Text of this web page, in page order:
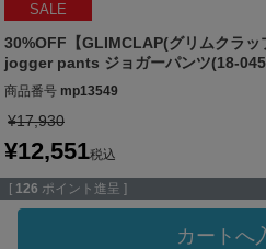
SALE
30%OFF【GLIMCLAP(グリムクラ
jogger pants ジョガーパンツ(18-
商品番号 mp13549
¥17,930
¥12,551税込
[ 126 ポイント進呈 ]
カートへ